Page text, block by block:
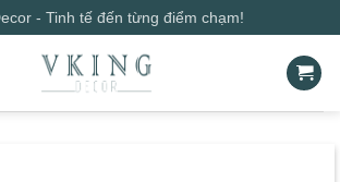
- Tinh tế đến từng điểm chạm!